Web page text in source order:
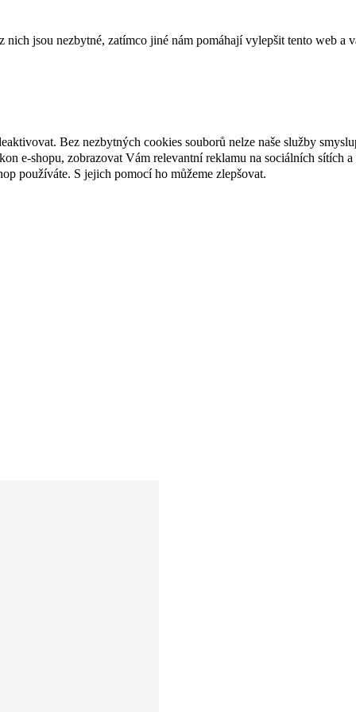
jsou nezbytné, zatímco jiné nám pomáhají vylepšit tento web a
Bez nezbytných cookies souborů nelze naše služby
e-shopu, zobrazovat Vám relevantní reklamu na sociálních sítích
používáte. S jejich pomocí ho můžeme zlepšovat.